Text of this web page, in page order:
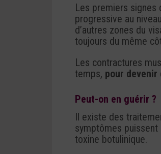
Les premiers signes
progressive au
d’autres zones du
toujours du même
Les contractures
temps, pour devenir
Peut-on en guérir ?
Il existe des
symptômes
toxine botulinique.